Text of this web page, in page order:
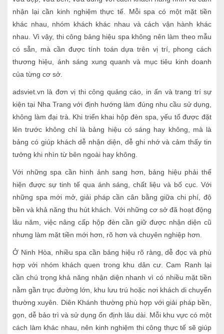
nhận lại cần kinh nghiệm thực tế. Mỗi spa có một mặt tiền
khác nhau, nhóm khách khác nhau và cách vận hành khác
nhau. Vì vậy, thi công bảng hiệu spa không nên làm theo mẫu
có sẵn, mà cần được tính toán dựa trên vị trí, phong cách
thương hiệu, ánh sáng xung quanh và mục tiêu kinh doanh
của từng cơ sở.
adsviet.vn là đơn vị thi công quảng cáo, in ấn và trang trí sự
kiện tại Nha Trang với định hướng làm đúng nhu cầu sử dụng,
không làm đại trà. Khi triển khai hộp đèn spa, yếu tố được đặt
lên trước không chỉ là bảng hiệu có sáng hay không, mà là
bảng có giúp khách dễ nhận diện, dễ ghi nhớ và cảm thấy tin
tưởng khi nhìn từ bên ngoài hay không.
Với những spa cần hình ảnh sang hơn, bảng hiệu phải thể
hiện được sự tinh tế qua ánh sáng, chất liệu và bố cục. Với
những spa mới mở, giải pháp cần cân bằng giữa chi phí, độ
bền và khả năng thu hút khách. Với những cơ sở đã hoạt động
lâu năm, việc nâng cấp hộp đèn cần giữ được nhận diện cũ
nhưng làm mặt tiền mới hơn, rõ hơn và chuyên nghiệp hơn.
Ở Ninh Hòa, nhiều spa cần bảng hiệu rõ ràng, dễ đọc và phù
hợp với nhóm khách quen trong khu dân cư. Cam Ranh lại
cần chú trọng khả năng nhận diện nhanh vì có nhiều mặt tiền
nằm gần trục đường lớn, khu lưu trú hoặc nơi khách di chuyển
thường xuyên. Diên Khánh thường phù hợp với giải pháp bền,
gọn, dễ bảo trì và sử dụng ổn định lâu dài. Mỗi khu vực có một
cách làm khác nhau, nên kinh nghiệm thi công thực tế sẽ giúp